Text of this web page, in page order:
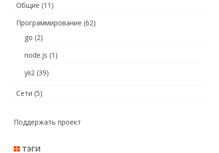
Общие (11)
Программирование (62)
go (2)
node.js (1)
yii2 (39)
Сети (5)
Поддержать проект
ТЭГИ